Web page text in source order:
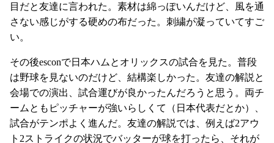
目だと友達に言われた。素材は綿っぽいんだけど、風を通
さない感じがする硬めの布だった。刺繍が凝っていてすご
い。
その後esconで日本ハムとオリックスの試合を見た。普段
は野球を見ないのだけど、結構楽しかった。友達の解説と
会場での演出、試合運びが良かったんだろうと思う。両チ
ームともピッチャーが強いらしくて（日本代表だとか）、
試合がテンポよく進んだ。友達の解説では、例えば2アウ
ト2ストライクの状況でバッターが球を打ったら、それが